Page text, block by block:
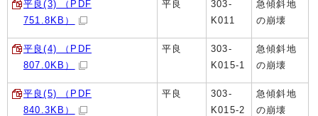
平良(3) （PDF
751.8KB）
平良
303-
K011
急傾斜地
の崩壊
平良(4) （PDF
807.0KB）
平良
303-
K015-1
急傾斜地
の崩壊
平良(5) （PDF
840.3KB）
平良
303-
K015-2
急傾斜地
の崩壊